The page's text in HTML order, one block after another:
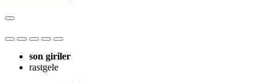
son giriler
rastgele